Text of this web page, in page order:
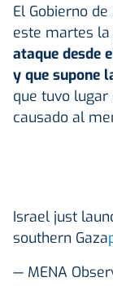
El Gobierno
este martes la
ataque desde
y que supone
que tuvo
causado al
Israel just
southern Gaza
— MENA